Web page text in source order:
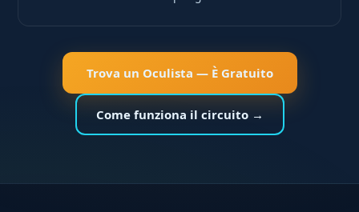
Trova un Oculista — È Gratuito
Come funziona il circuito →